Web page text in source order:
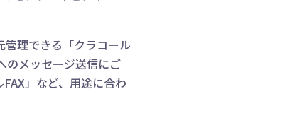
理できる「クラコール
のメッセージ送信にご
」など、用途に合わ